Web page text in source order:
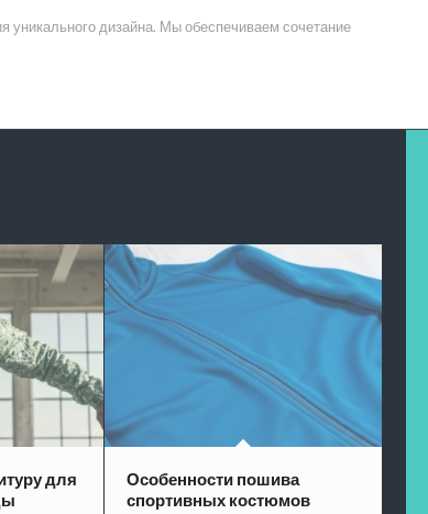
дизайна. Мы обеспечиваем сочетание
для
Особенности пошива
спортивных костюмов